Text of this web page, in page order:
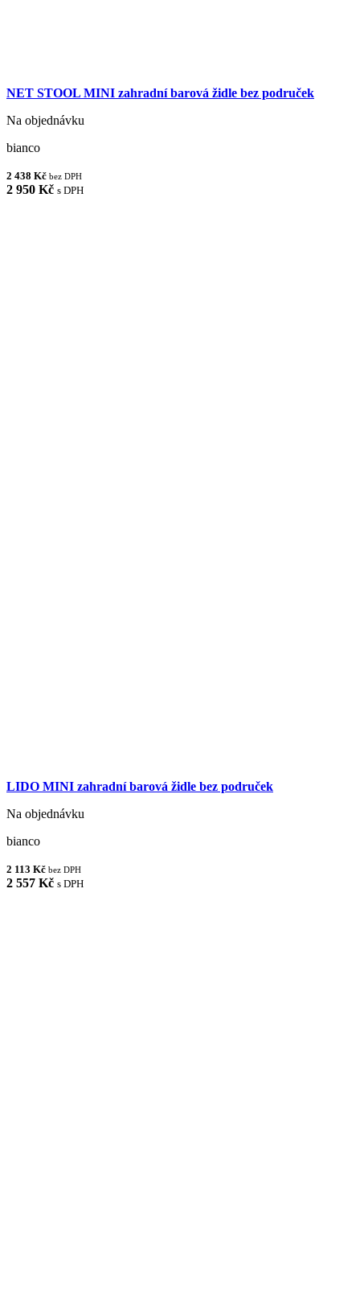
NET STOOL MINI zahradní barová židle bez područek
Na objednávku
bianco
2 438 Kč bez DPH
2 950 Kč s DPH
LIDO MINI zahradní barová židle bez područek
Na objednávku
bianco
2 113 Kč bez DPH
2 557 Kč s DPH